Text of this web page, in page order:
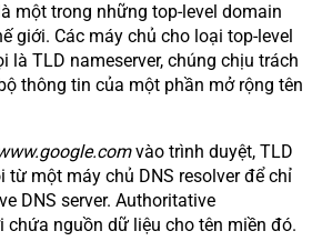
một trong những top-level domain
giới. Các máy chủ cho loại top-level
là TLD nameserver, chúng chịu trách
thông tin của một phần mở rộng tên
vào trình duyệt, TLD
từ một máy chủ DNS resolver để chỉ
DNS server. Authoritative
chứa nguồn dữ liệu cho tên miền đó.